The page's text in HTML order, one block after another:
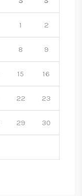
1 2
8 9
15 16
22 23
29 30